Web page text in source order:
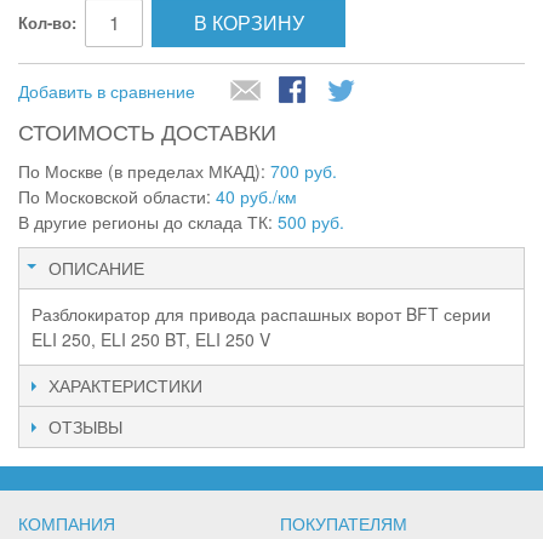
Кол-во: В КОРЗИНУ
Добавить в сравнение
СТОИМОСТЬ ДОСТАВКИ
По Москве (в пределах МКАД): 700 руб.
По Московской области: 40 руб./км
В другие регионы до склада ТК: 500 руб.
ОПИСАНИЕ
Разблокиратор для привода распашных ворот BFT серии
ELI 250, ELI 250 BT, ELI 250 V
ХАРАКТЕРИСТИКИ
ОТЗЫВЫ
КОМПАНИЯ ПОКУПАТЕЛЯМ